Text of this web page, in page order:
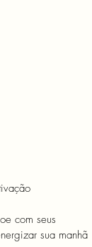
com seus
sua manhã